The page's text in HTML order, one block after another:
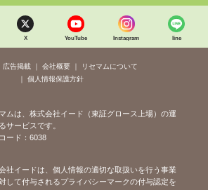
X YouTube Instagram line
広告掲載 会社概要
リセマムについて
個人情報保護方針
ムは、株式会社イード（東証グロース上場）の運
サービスです。
ード：6038
社イードは、個人情報の適切な取扱いを行う事業
して付与されるプライバシーマークの付与認定を